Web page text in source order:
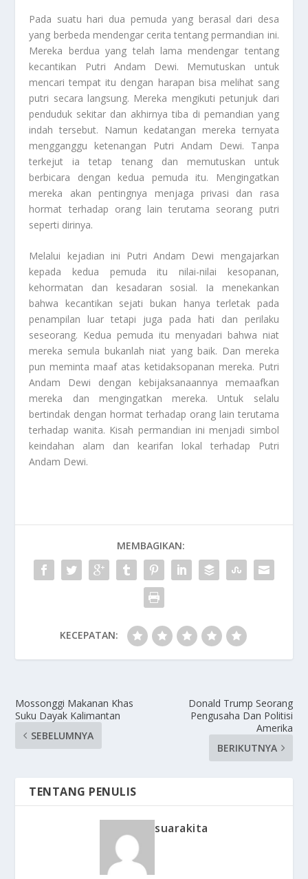
Pada suatu hari dua pemuda yang berasal dari desa
yang berbeda mendengar cerita tentang permandian ini.
Mereka berdua yang telah lama mendengar tentang
kecantikan Putri Andam Dewi. Memutuskan untuk
mencari tempat itu dengan harapan bisa melihat sang
putri secara langsung. Mereka mengikuti petunjuk dari
penduduk sekitar dan akhirnya tiba di pemandian yang
indah tersebut. Namun kedatangan mereka ternyata
mengganggu ketenangan Putri Andam Dewi. Tanpa
terkejut ia tetap tenang dan memutuskan untuk
berbicara dengan kedua pemuda itu. Mengingatkan
mereka akan pentingnya menjaga privasi dan rasa
hormat terhadap orang lain terutama seorang putri
seperti dirinya.
Melalui kejadian ini Putri Andam Dewi mengajarkan
kepada kedua pemuda itu nilai-nilai kesopanan,
kehormatan dan kesadaran sosial. Ia menekankan
bahwa kecantikan sejati bukan hanya terletak pada
penampilan luar tetapi juga pada hati dan perilaku
seseorang. Kedua pemuda itu menyadari bahwa niat
mereka semula bukanlah niat yang baik. Dan mereka
pun meminta maaf atas ketidaksopanan mereka. Putri
Andam Dewi dengan kebijaksanaannya memaafkan
mereka dan mengingatkan mereka. Untuk selalu
bertindak dengan hormat terhadap orang lain terutama
terhadap wanita. Kisah permandian ini menjadi simbol
keindahan alam dan kearifan lokal terhadap
Putri
Andam Dewi.
MEMBAGIKAN:
KECEPATAN:
Mossonggi Makanan Khas
Suku Dayak Kalimantan
SEBELUMNYA
Donald Trump Seorang
Pengusaha Dan Politisi
Amerika
BERIKUTNYA
TENTANG PENULIS
suarakita